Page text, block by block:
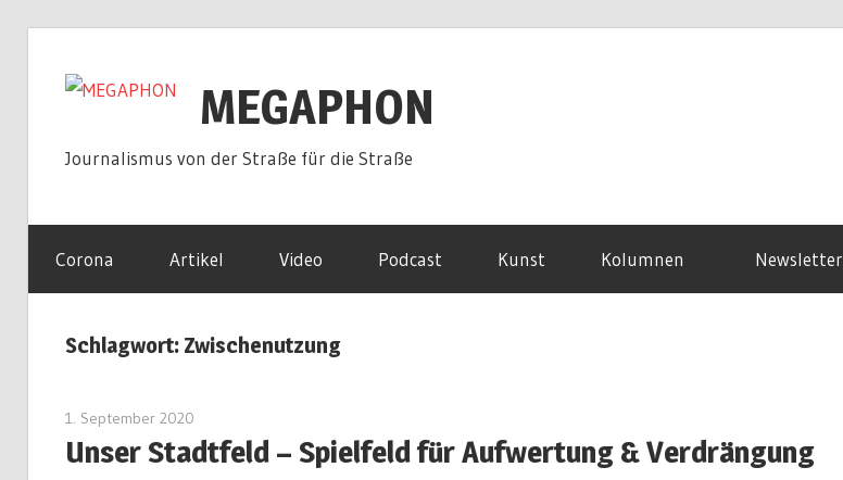
Inhalt
MEGAPHON
Journalismus von der Straße für die Straße
Corona Artikel Video Podcast Kunst Kolumnen Newsletter
Schlagwort: Zwischenutzung
1. September 2020
Unser Stadtfeld – Spielfeld für Aufwertung & Verdrängung